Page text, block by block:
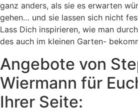
ganz anders, als sie es erwar­ten
gehen… und sie las­sen sich nicht
Lass Dich inspi­rie­ren, wie man
des auch im klei­nen Gar­ten-
Angebote von
Wiermann für
Ihrer Seite: